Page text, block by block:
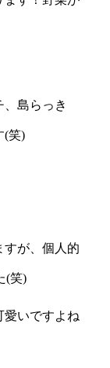
島らっき
(笑)
すが、個人的
(笑)
愛いですよね